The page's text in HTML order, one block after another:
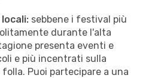
sebbene i festival più
durante l'alta
presenta eventi e
e più incentrati sulla
Puoi partecipare a una